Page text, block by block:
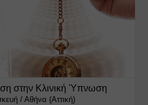
στην Κλινική Ύπνωση
/Αθήνα (Αττική)